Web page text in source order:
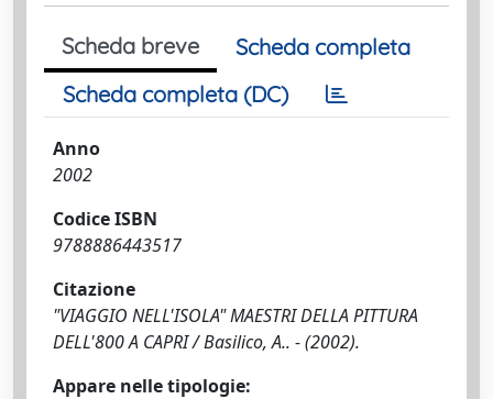
Scheda breve
Scheda completa
Scheda completa (DC)
Anno
2002
Codice ISBN
9788886443517
Citazione
"VIAGGIO NELL'ISOLA" MAESTRI DELLA PITTURA
DELL'800 A CAPRI / Basilico, A.. - (2002).
Appare nelle tipologie: